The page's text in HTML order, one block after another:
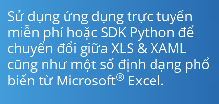
Sử dụng ứng dụng trực tuyến
miễn phí hoặc SDK Python để
chuyển đổi giữa XLS & XAML
cũng như một số định dạng phổ
biến từ Microsoft® Excel.